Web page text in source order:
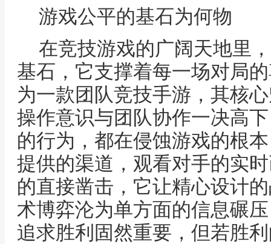
游戏公平的基石为何物
在竞技游戏的广阔天地里
基石，它支撑着每一场对局
为一款团队竞技手游，其核
操作意识与团队协作一决高
的行为，都在侵蚀游戏的根
提供的渠道，观看对手的实
的直接凿击，它让精心设计
术博弈沦为单方面的信息碾
追求胜利固然重要，但若胜